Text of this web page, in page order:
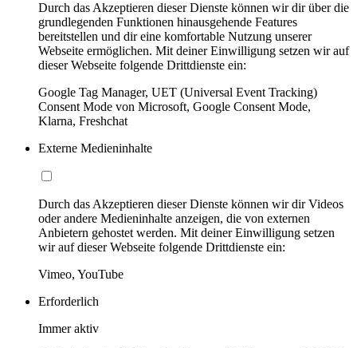
Durch das Akzeptieren dieser Dienste können wir dir über die
grundlegenden Funktionen hinausgehende Features
bereitstellen und dir eine komfortable Nutzung unserer
Webseite ermöglichen. Mit deiner Einwilligung setzen wir auf
dieser Webseite folgende Drittdienste ein:
Google Tag Manager, UET (Universal Event Tracking)
Consent Mode von Microsoft, Google Consent Mode,
Klarna, Freshchat
Externe Medieninhalte
Durch das Akzeptieren dieser Dienste können wir dir Videos
oder andere Medieninhalte anzeigen, die von externen
Anbietern gehostet werden. Mit deiner Einwilligung setzen
wir auf dieser Webseite folgende Drittdienste ein:
Vimeo, YouTube
Erforderlich
Immer aktiv